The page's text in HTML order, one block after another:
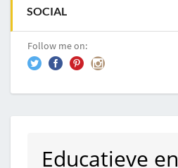
SOCIAL
Follow me on:
Educatieve en